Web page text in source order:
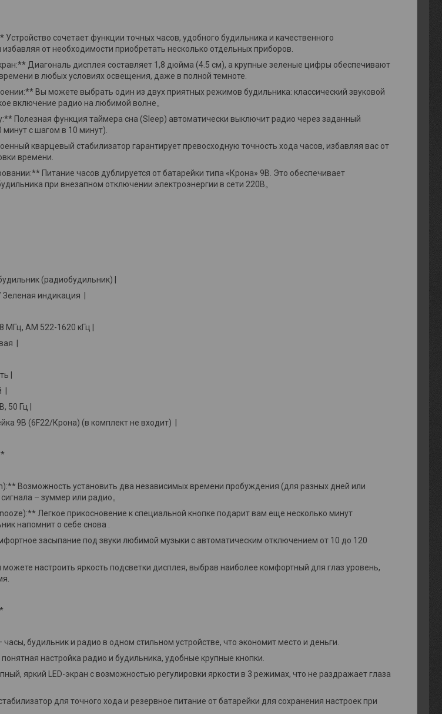
сочетает функции точных часов, удобного будильника и качественного
от необходимости приобретать несколько отдельных приборов.
Диагональ дисплея составляет 1,8 дюйма (4.5 см), а крупные зеленые цифры обеспечивают
в любых условиях освещения, даже в полной темноте.
Вы можете выбрать один из двух приятных режимов будильника: классический звуковой
включение радио на любимой волне。
Полезная функция таймера сна (Sleep) автоматически выключит радио через заданный
с шагом в 10 минут).
кварцевый стабилизатор гарантирует превосходную точность хода часов, избавляя вас от
времени.
Питание часов дублируется от батарейки типа «Крона» 9В. Это обеспечивает
при внезапном отключении электроэнергии в сети 220В。
(радиобудильник) |
индикация |
AM 522-1620 кГц |
|
|
|
50 Гц |
9В (6F22/Крона) (в комплект не входит) |
Возможность установить два независимых времени пробуждения (для разных дней или
– зуммер или радио。
Легкое прикосновение к специальной кнопке подарит вам еще несколько минут
напомнит о себе снова .
засыпание под звуки любимой музыки с автоматическим отключением от 10 до 120
настроить яркость подсветки дисплея, выбрав наиболее комфортный для глаз уровень,
будильник и радио в одном стильном устройстве, что экономит место и деньги.
настройка радио и будильника, удобные крупные кнопки.
яркий LED-экран с возможностью регулировки яркости в 3 режимах, что не раздражает глаза
для точного хода и резервное питание от батарейки для сохранения настроек при